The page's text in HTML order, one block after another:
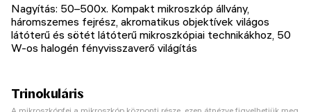
Nagyítás: 50–500х. Kompakt mikroszkóp állvány,
háromszemes fejrész, akromatikus objektívek világos
látóterű és sötét látóterű mikroszkópiai technikákhoz, 50
W-os halogén fényvisszaverő világítás
Trinokuláris